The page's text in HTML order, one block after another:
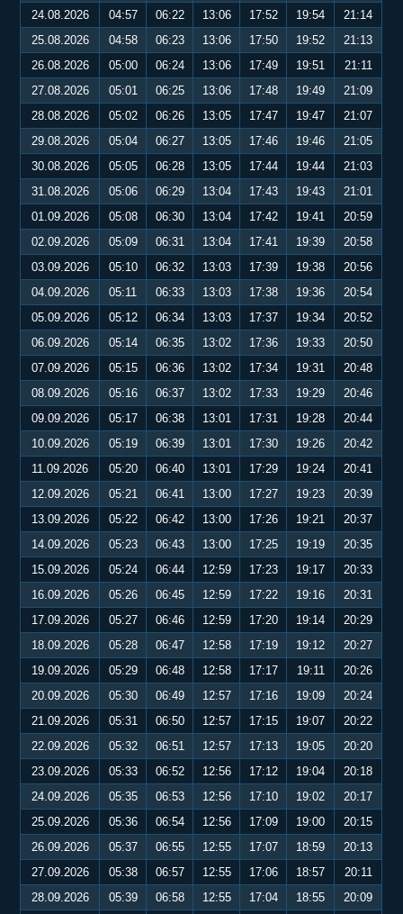
24.08.2026
04:57 06:22 13:06 17:52 19:54
21:14
25.08.2026
04:58 06:23 13:06 17:50 19:52
21:13
26.08.2026
05:00 06:24 13:06 17:49 19:51
21:11
27.08.2026
05:01 06:25 13:06 17:48 19:49
21:09
28.08.2026
05:02 06:26 13:05 17:47 19:47
21:07
29.08.2026
05:04 06:27 13:05 17:46 19:46
21:05
30.08.2026
05:05 06:28 13:05 17:44 19:44
21:03
31.08.2026
05:06 06:29 13:04 17:43 19:43
21:01
01.09.2026
05:08 06:30 13:04 17:42 19:41
20:59
02.09.2026
05:09 06:31 13:04 17:41 19:39
20:58
03.09.2026
05:10 06:32 13:03 17:39 19:38
20:56
04.09.2026
05:11 06:33 13:03 17:38 19:36
20:54
05.09.2026
05:12 06:34 13:03 17:37 19:34
20:52
06.09.2026
05:14 06:35 13:02 17:36 19:33
20:50
07.09.2026
05:15 06:36 13:02 17:34 19:31
20:48
08.09.2026
05:16 06:37 13:02 17:33 19:29
20:46
09.09.2026
05:17 06:38 13:01 17:31 19:28
20:44
10.09.2026
05:19 06:39 13:01 17:30 19:26
20:42
11.09.2026
05:20 06:40 13:01 17:29 19:24
20:41
12.09.2026
05:21 06:41 13:00 17:27 19:23
20:39
13.09.2026
05:22 06:42 13:00 17:26 19:21
20:37
14.09.2026
05:23 06:43 13:00 17:25 19:19
20:35
15.09.2026
05:24 06:44 12:59 17:23 19:17
20:33
16.09.2026
05:26 06:45 12:59 17:22 19:16
20:31
17.09.2026
05:27 06:46 12:59 17:20 19:14
20:29
18.09.2026
05:28 06:47 12:58 17:19 19:12
20:27
19.09.2026
05:29 06:48 12:58 17:17 19:11
20:26
20.09.2026
05:30 06:49 12:57 17:16 19:09
20:24
21.09.2026
05:31 06:50 12:57 17:15 19:07
20:22
22.09.2026
05:32 06:51 12:57 17:13 19:05
20:20
23.09.2026
05:33 06:52 12:56 17:12 19:04
20:18
24.09.2026
05:35 06:53 12:56 17:10 19:02
20:17
25.09.2026
05:36 06:54 12:56 17:09 19:00
20:15
26.09.2026
05:37 06:55 12:55 17:07 18:59
20:13
27.09.2026
05:38 06:57 12:55 17:06 18:57
20:11
28.09.2026
05:39 06:58 12:55 17:04 18:55
20:09